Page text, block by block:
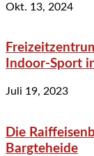
Okt. 13, 2024
Indoor-Sport
Juli 19, 2023
Die
Bargteheide